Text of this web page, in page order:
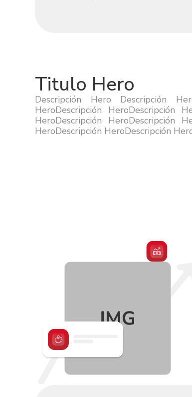
Titulo Hero
Descripción Hero Descripción
HeroDescripción HeroDescripción
HeroDescripción HeroDescripción
HeroDescripción HeroDescripción